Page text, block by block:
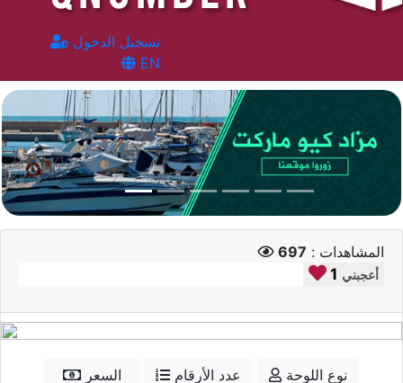
تسجيل الدخول
EN
المشاهدات : 697
1 أعجبني
السعر
عدد الأرقام
نوع اللوحة